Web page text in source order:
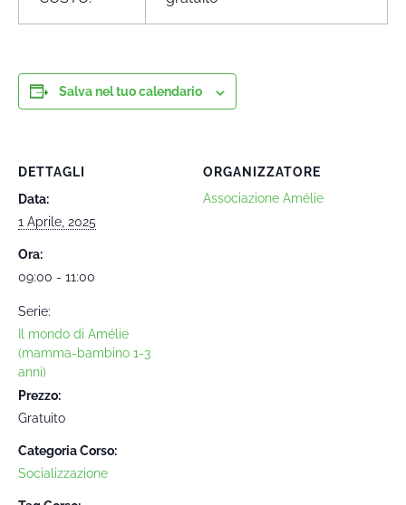
Salva nel tuo calendario
DETTAGLI
Data:
1 Aprile, 2025
Ora:
09:00 - 11:00
Serie:
Il mondo di Amélie
(mamma-bambino 1-3
anni)
Prezzo:
Gratuito
Categoria Corso:
Socializzazione
ORGANIZZATORE
Associazione Amélie